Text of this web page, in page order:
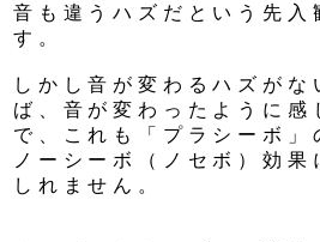
音も違うハズだという先入
す。
しかし音が変わるハズがな
ば、音が変わったように感
で、これも「プラシーボ」
ノーシーボ（ノセボ）効果
しれません。